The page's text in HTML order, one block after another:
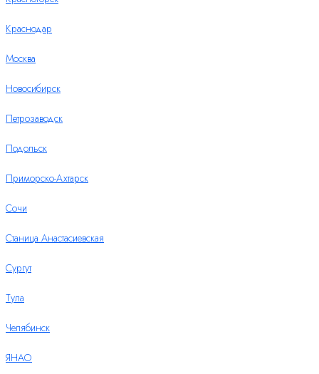
Краснодар
Москва
Новосибирск
Петрозаводск
Подольск
Приморско-Ахтарск
Сочи
Станица Анастасиевская
Сургут
Тула
Челябинск
ЯНАО